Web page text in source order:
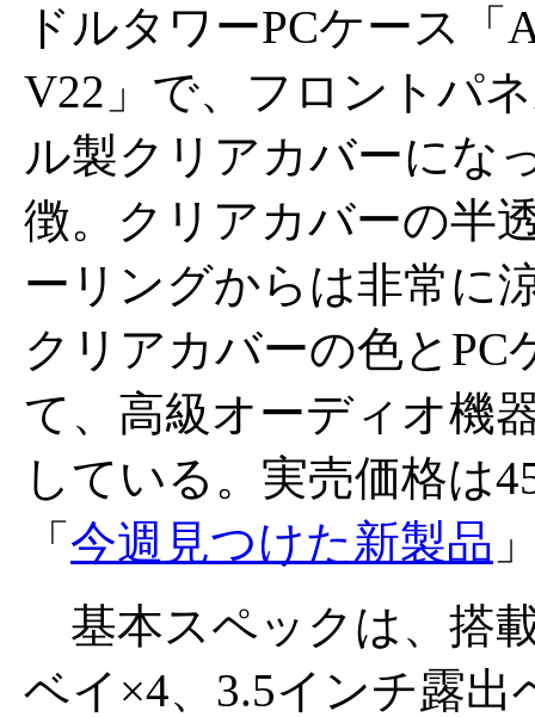
ドルタワーPCケース「
V22」で、フロントパ
ル製クリアカバーにな
徴。クリアカバーの半
ーリングからは非常に
クリアカバーの色と
て、高級オーディオ機
している。実売価格は
「 今週見つけた新製品
基本スペックは、搭
ベイ×4、3.5インチ露出